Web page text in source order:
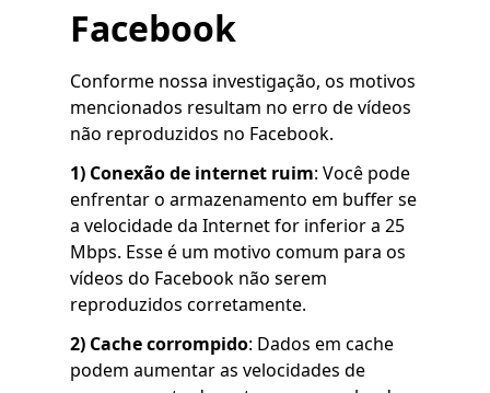
Facebook
Conforme nossa investigação, os motivos
mencionados resultam no erro de vídeos
não reproduzidos no Facebook.
1) Conexão de internet ruim: Você pode
enfrentar o armazenamento em buffer se
a velocidade da Internet for inferior a 25
Mbps. Esse é um motivo comum para os
vídeos do Facebook não serem
reproduzidos corretamente.
2) Cache corrompido: Dados em cache
podem aumentar as velocidades de